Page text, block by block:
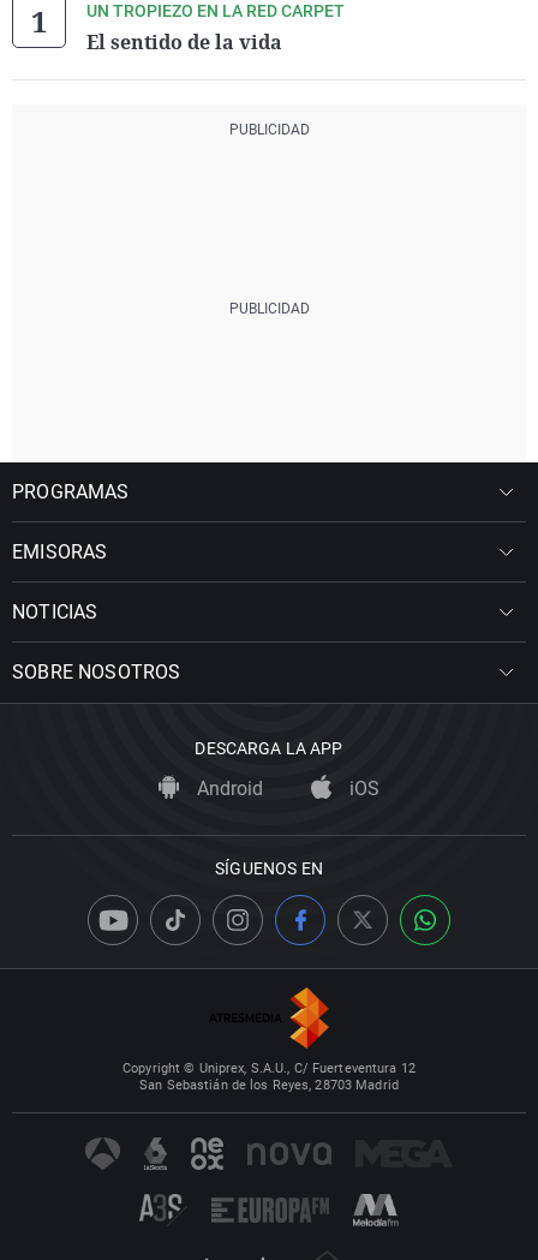
UN TROPIEZO EN LA RED CARPET
El sentido de la vida
PROGRAMAS
EMISORAS
NOTICIAS
SOBRE NOSOTROS
DESCARGA LA APP
Android iOS
SÍGUENOS EN
Copyright © Uniprex, S.A.U., C/ Fuerteventura 12
San Sebastián de los Reyes, 28703 Madrid